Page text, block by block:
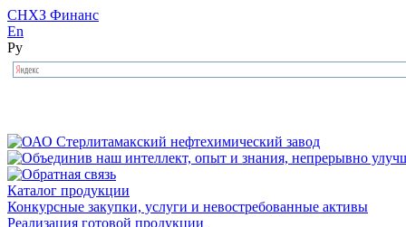
СНХЗ Финанс
En
Ру
Каталог продукции
Конкурсные закупки, услуги и невостребованные активы
Реализация готовой продукции